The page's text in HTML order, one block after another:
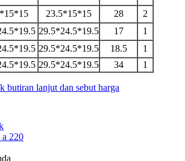
23.5*15*15 28
2
29.5*24.5*19.5 17
1
29.5*24.5*19.5 18.5
1
29.5*24.5*19.5 34 1
butiran lanjut dan sebut harga
a 220